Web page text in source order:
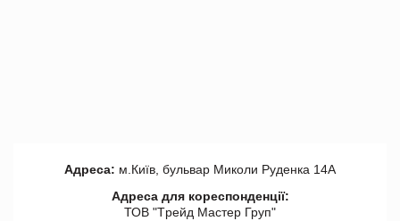
Адреса: м.Київ, бульвар Миколи Руденка 14А
Адреса для кореспонденції:
ТОВ "Tрейд Мастер Груп"